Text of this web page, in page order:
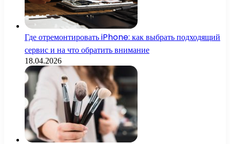
Где отремонтировать iPhone: как выбрать подходящий
сервис и на что обратить внимание
18.04.2026